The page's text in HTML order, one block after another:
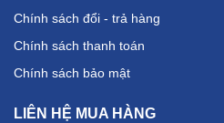
Chính sách đổi - trả hàng
Chính sách thanh toán
Chính sách bảo mật
LIÊN HỆ MUA HÀNG